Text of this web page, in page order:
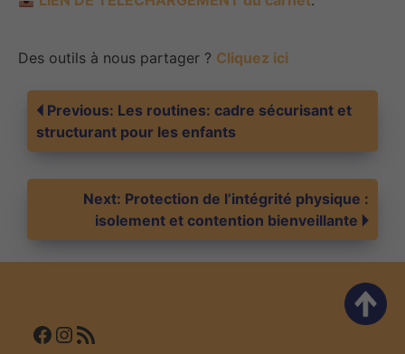
Des outils à nous partager ? Cliquez ici
Navigation
de
l’article
Previous: Les routines: cadre sécurisant et
structurant pour les enfants
Next: Protection de l’intégrité physique :
isolement et contention bienveillante
Facebook InstagramFlux RSS